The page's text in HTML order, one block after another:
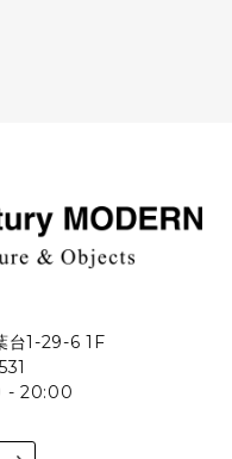
台1-29-6 1F
- 20:00